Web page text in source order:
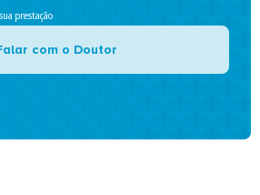
prestação
com o Doutor